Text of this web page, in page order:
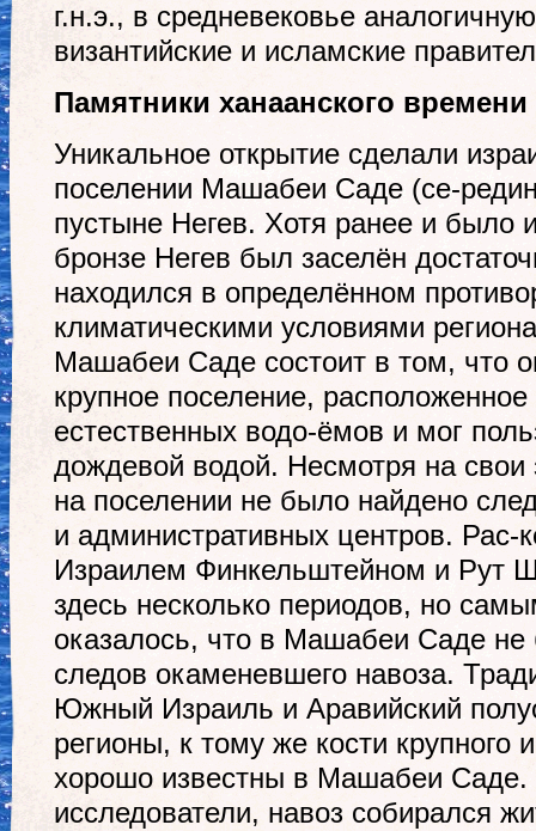
г.н.э., в средневековье
византийские и исламские
Памятники ханаанского времени
Уникальное открытие сделали
поселении Машабеи Саде (се-
пустыне Негев. Хотя ранее и было
бронзе Негев был заселён
находился в определённом
климатическими условиями
Машабеи Саде состоит в том, что
крупное поселение, расположенное
естественных водо-ёмов и мог
дождевой водой. Несмотря на
на поселении не было найдено
и административных центров. Рас-
Израилем Финкельштейном и Рут
здесь несколько периодов, но
оказалось, что в Машабеи Саде
следов окаменевшего навоза.
Южный Израиль и Аравийский
регионы, к тому же кости крупного
хорошо известны в Машабеи Саде.
исследователи, навоз собирался